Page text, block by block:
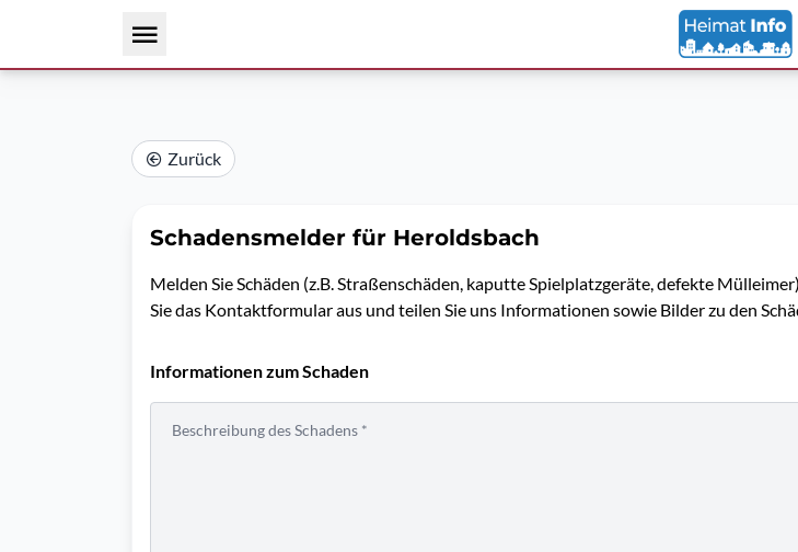
Zurück
Schadensmelder für Heroldsbach
Melden Sie Schäden (z.B. Straßenschäden, kaputte Spielplatzgeräte, defekte
Sie das Kontaktformular aus und teilen Sie uns Informationen sowie Bilder zu den
Informationen zum Schaden
Beschreibung des Schadens *